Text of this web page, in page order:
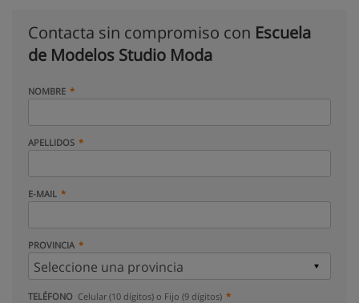
Contacta sin compromiso con Escuela
de Modelos Studio Moda
NOMBRE
APELLIDOS
E-MAIL
PROVINCIA
TELÉFONO Celular (10 dígitos) o Fijo (9 dígitos)